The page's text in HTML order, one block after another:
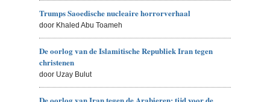
Trumps Saoedische nucleaire horrorverhaal
door Khaled Abu Toameh
De oorlog van de Islamitische Republiek Iran tegen
christenen
door Uzay Bulut
De oorlog van Iran tegen de Arabieren: tijd voor de